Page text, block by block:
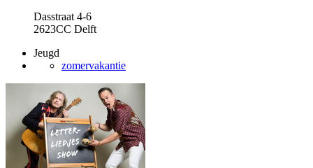
Dasstraat 4-6
2623CC Delft
Jeugd
zomervakantie